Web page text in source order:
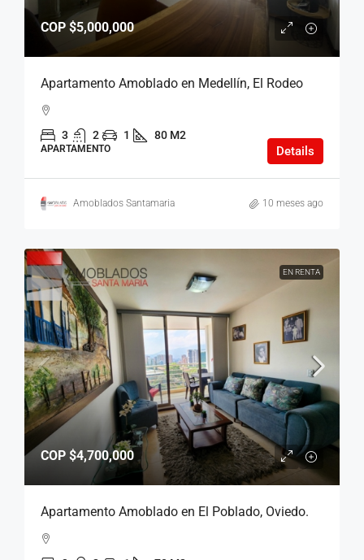
COP $5,000,000
Apartamento Amoblado en Medellín, El Rodeo
3 2 1 80 M2
APARTAMENTO Details
Amoblados Santamaria 10 meses ago
EN RENTA
COP $4,700,000
Apartamento Amoblado en El Poblado, Oviedo.